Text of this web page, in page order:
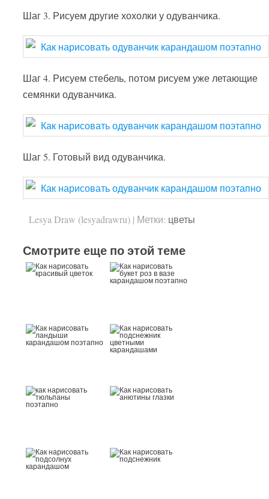
Шаг 3. Рисуем другие хохолки у одуванчика.
Шаг 4. Рисуем стебель, потом рисуем уже летающие
семянки одуванчика.
Шаг 5. Готовый вид одуванчика.
Lesya Draw (lesyadrawru) | Метки: цветы
Смотрите еще по этой теме